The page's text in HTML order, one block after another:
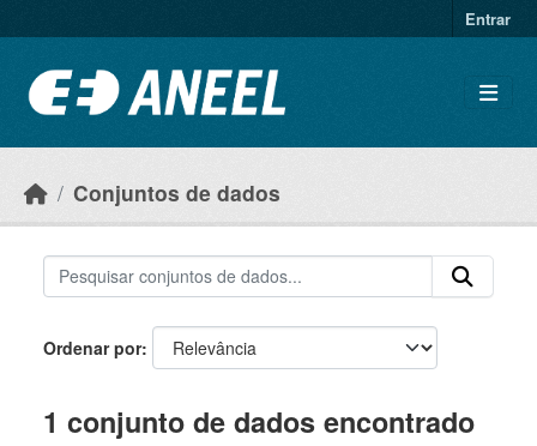
Entrar
Conjuntos de dados
Ordenar por
1 conjunto de dados encontrado